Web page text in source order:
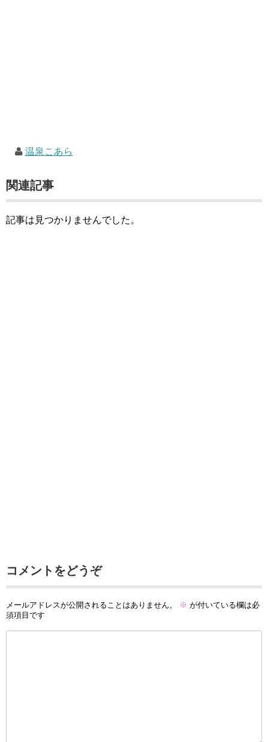
温泉こあら
関連記事
記事は見つかりませんでした。
コメントをどうぞ
メールアドレスが公開されることはありません。 ※ が付いている欄は必
須項目です